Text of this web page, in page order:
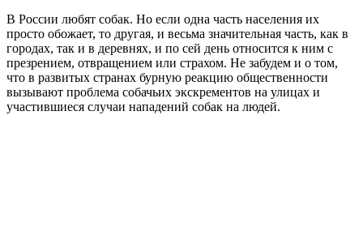
В России любят собак. Но если одна часть населения их
просто обожает, то другая, и весьма значительная часть, как в
городах, так и в деревнях, и по сей день относится к ним с
презрением, отвращением или страхом. Не забудем и о том,
что в развитых странах бурную реакцию общественности
вызывают проблема собачьих экскрементов на улицах и
участившиеся случаи нападений собак на людей.